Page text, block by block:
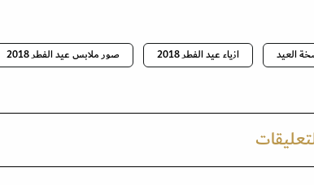
العيد ازياء عيد الفطر 2018 صور ملابس عيد الفطر 2018